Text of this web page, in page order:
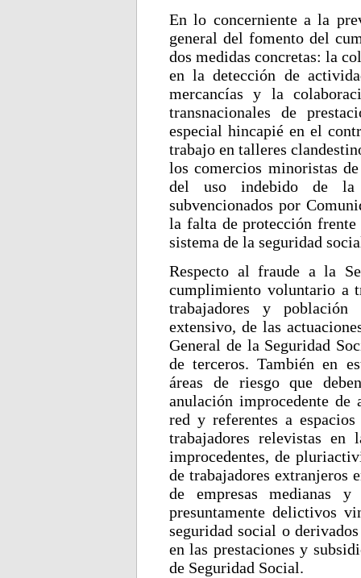
En lo concerniente a la
general del fomento del
dos medidas concretas: la
en la detección de
mercancías y la
transnacionales de
especial hincapié en el
trabajo en talleres
los comercios minoristas
del uso indebido de la
subvencionados por
la falta de protección
sistema de la seguridad
Respecto al fraude a la
cumplimiento voluntario a
trabajadores y población
extensivo, de las
General de la Seguridad
de terceros. También en
áreas de riesgo que
anulación improcedente de
red y referentes a
trabajadores relevistas
improcedentes, de
de trabajadores extranjeros
de empresas medianas y
presuntamente delictivos
seguridad social o
en las prestaciones y
de Seguridad Social.